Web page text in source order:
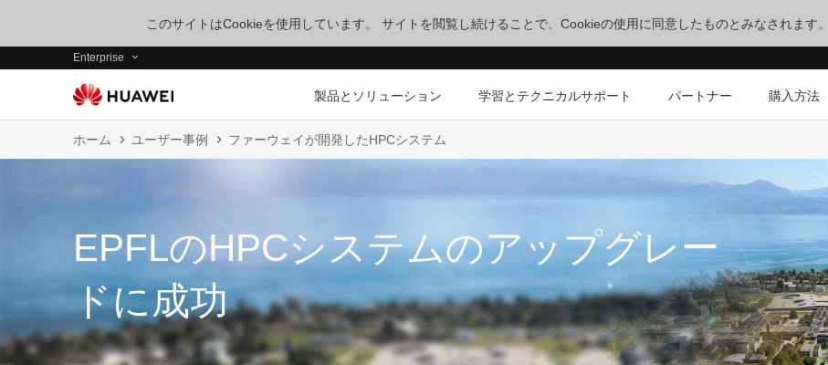
このサイトはCookieを使用しています。 サイトを閲覧し続けることで、Cookieの使用に同意したものとみなされます。
Enterprise
製品とソリューション 学習とテクニカルサポート パートナー 購入方法
ホーム ユーザー事例 ファーウェイが開発したHPCシステム
EPFLのHPCシステムのアップグレー
ドに成功